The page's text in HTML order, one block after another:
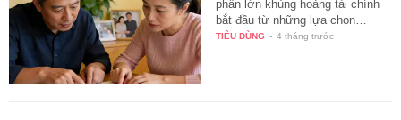
phần lớn khủng hoảng tài chính
bắt đầu từ những lựa chọn…
TIÊU DÙNG - 4 tháng trước